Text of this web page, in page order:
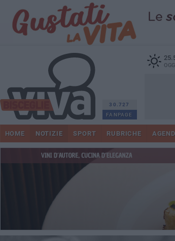
30.727
FANPAGE
HOME NOTIZIE SPORT RUBRICHE